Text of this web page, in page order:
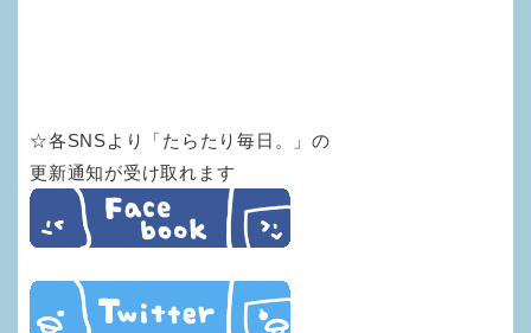
☆各SNSより「たらたり毎日。」の
更新通知が受け取れます